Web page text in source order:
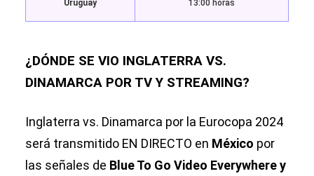
Uruguay 13:00 horas
¿DÓNDE SE VIO INGLATERRA VS.
DINAMARCA POR TV Y STREAMING?
Inglaterra vs. Dinamarca por la Eurocopa 2024
será transmitido EN DIRECTO en México por
las señales de Blue To Go Video Everywhere y